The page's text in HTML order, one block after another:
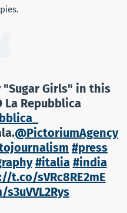
Girls" in this
La Repubblica
@PictoriumAgency
#press
#italia #india
t.co/sVRc8RE2mE